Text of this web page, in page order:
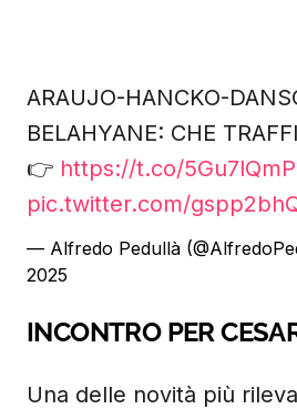
ARAUJO-HANCKO-
BELAHYANE: CHE
👉 https://t.co/
pic.twitter.com/
— Alfredo Pedullà
2025
INCONTRO PER
Una delle novità più